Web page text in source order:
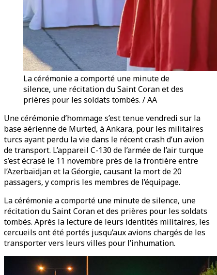
La cérémonie a comporté une minute de
silence, une récitation du Saint Coran et des
prières pour les soldats tombés. / AA
Une cérémonie d’hommage s’est tenue vendredi sur la
base aérienne de Murted, à Ankara, pour les militaires
turcs ayant perdu la vie dans le récent crash d’un avion
de transport. L’appareil C-130 de l’armée de l’air turque
s’est écrasé le 11 novembre près de la frontière entre
l’Azerbaïdjan et la Géorgie, causant la mort de 20
passagers, y compris les membres de l’équipage.
La cérémonie a comporté une minute de silence, une
récitation du Saint Coran et des prières pour les soldats
tombés. Après la lecture de leurs identités militaires, les
cercueils ont été portés jusqu’aux avions chargés de les
transporter vers leurs villes pour l’inhumation.